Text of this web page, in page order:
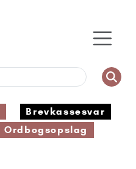
Brevkassesvar
Ordbogsopslag